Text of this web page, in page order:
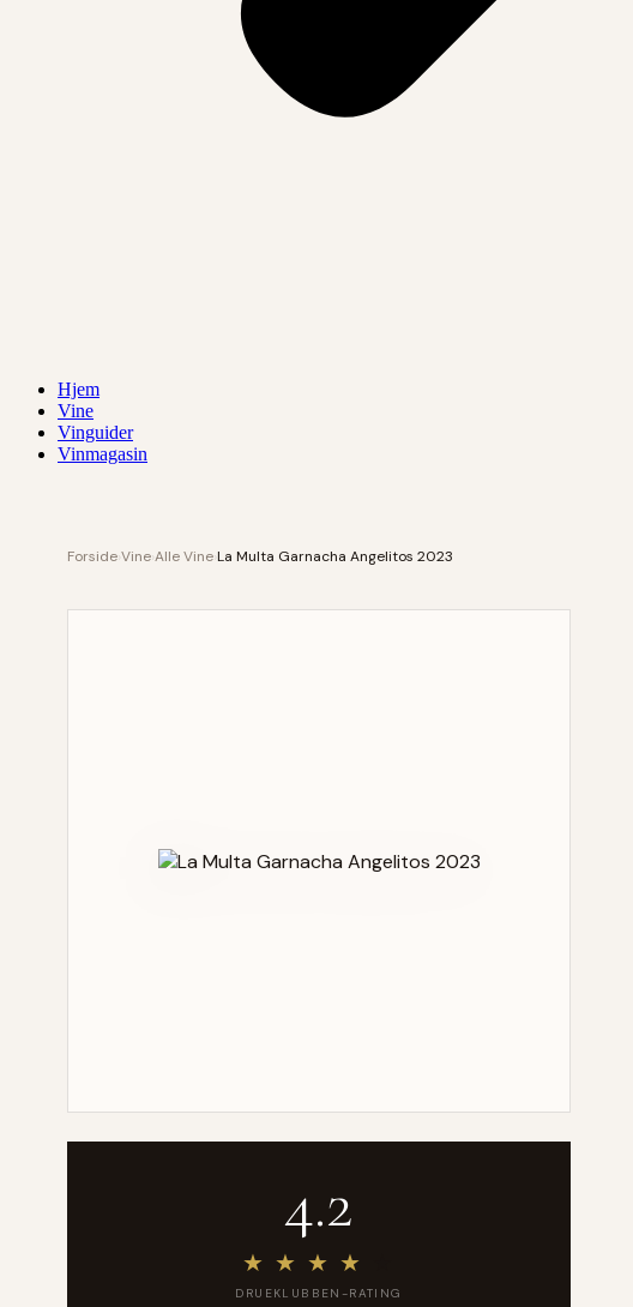
Hjem
Vine
Vinguider
Vinmagasin
ForsideVineAlle VineLa Multa Garnacha Angelitos 2023
4.2
★ ★ ★ ★
DRUEKLUBBEN-RATING